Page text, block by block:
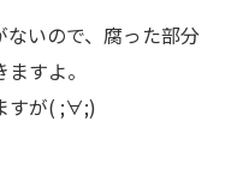
いので、腐った部分
すよ。
すが( ;∀;)